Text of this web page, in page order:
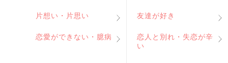
片想い・片思い 友達が好き
恋愛ができない・臆病
恋人と別れ・失恋が辛
い